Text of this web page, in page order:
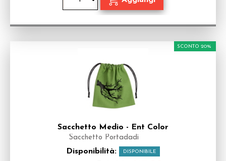
Sacchetto Medio - Ent Color
Sacchetto Portadadi
Disponibilità: DISPONIBILE
SCONTO 20%